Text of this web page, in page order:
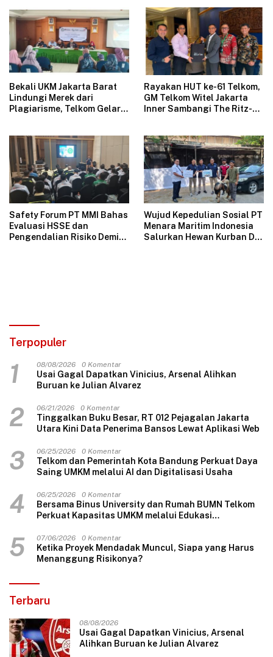
Bekali UKM Jakarta Barat
Lindungi Merek dari
Plagiarisme, Telkom Gelar
Rayakan HUT ke-61 Telkom,
GM Telkom Witel Jakarta
Inner Sambangi The Ritz-
Industri Hospitality
Safety Forum PT MMI Bahas
Evaluasi HSSE dan
Pengendalian Risiko Demi
Wujud Kepedulian Sosial PT
Menara Maritim Indonesia
Salurkan Hewan Kurban Di
Terpopuler
1 08/08/2026 0 Komentar
Usai Gagal Dapatkan Vinicius, Arsenal Alihkan
Buruan ke Julian Alvarez
2 06/21/2026 0 Komentar
Tinggalkan Buku Besar, RT 012 Pejagalan Jakarta
Utara Kini Data Penerima Bansos Lewat Aplikasi Web
3 06/25/2026 0 Komentar
Telkom dan Pemerintah Kota Bandung Perkuat Daya
Saing UMKM melalui AI dan Digitalisasi Usaha
4 06/25/2026 0 Komentar
Bersama Binus University dan Rumah BUMN Telkom
Perkuat Kapasitas UMKM melalui Edukasi
Harga Jual
5 07/06/2026 0 Komentar
Ketika Proyek Mendadak Muncul, Siapa yang Harus
Menanggung Risikonya?
Terbaru
08/08/2026
Usai Gagal Dapatkan Vinicius, Arsenal
Alihkan Buruan ke Julian Alvarez